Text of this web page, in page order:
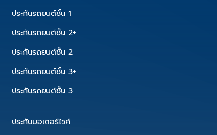
ประกันรถยนต์ชั้น 1
ประกันรถยนต์ชั้น 2+
ประกันรถยนต์ชั้น 2
ประกันรถยนต์ชั้น 3+
ประกันรถยนต์ชั้น 3
ประกันมอเตอร์ไซค์